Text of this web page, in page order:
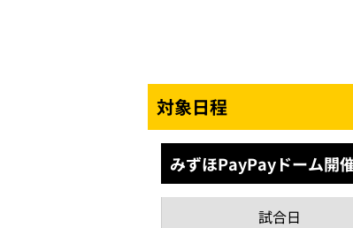
対象日程
みずほPayPayドーム開
試合日